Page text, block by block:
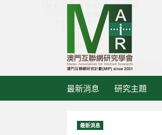
最新消息 研究主題
最新消息